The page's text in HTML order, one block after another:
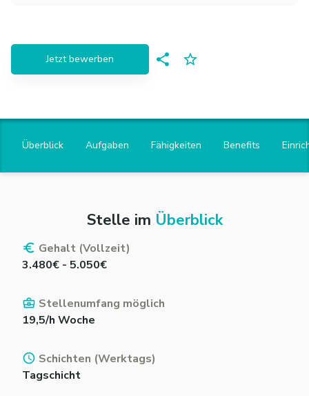
Jetzt bewerben
Überblick Aufgaben Fähigkeiten Benefits
Stelle im Überblick
Gehalt (Vollzeit)
3.480€ - 5.050€
Stellenumfang möglich
19,5/h Woche
Schichten (Werktags)
Tagschicht